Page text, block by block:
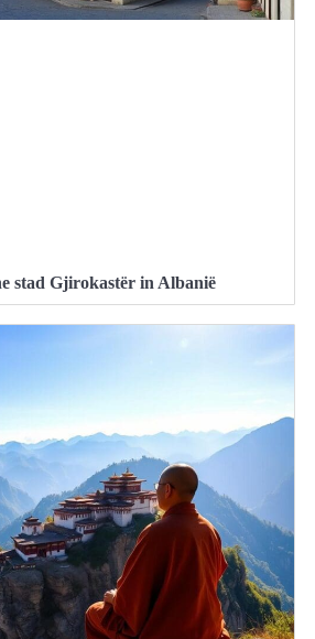
stad Gjirokastër in Albanië